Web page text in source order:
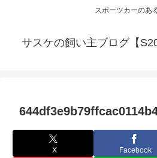
スポーツカーのあ
サスケの飼い主ブログ【
X Facebook